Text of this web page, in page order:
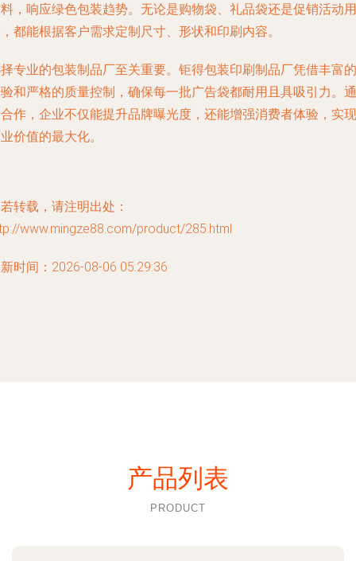
，响应绿色包装趋势。无论是购物袋、礼品袋还是促销活动用
都能根据客户需求定制尺寸、形状和印刷内容。
专业的包装制品厂至关重要。钜得包装印刷制品厂凭借丰富的
和严格的质量控制，确保每一批广告袋都耐用且具吸引力。通
作，企业不仅能提升品牌曝光度，还能增强消费者体验，实现
价值的最大化。
转载，请注明出处：
www.mingze88.com/product/285.html
时间：2026-08-06 05:29:36
产品列表
PRODUCT